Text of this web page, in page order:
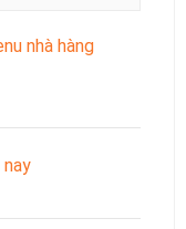
nhà hàng